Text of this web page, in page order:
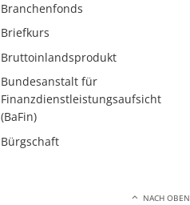
Branchenfonds
Briefkurs
Bruttoinlandsprodukt
Bundesanstalt für
Finanzdienstleistungsaufsicht
(BaFin)
Bürgschaft
NACH OBEN